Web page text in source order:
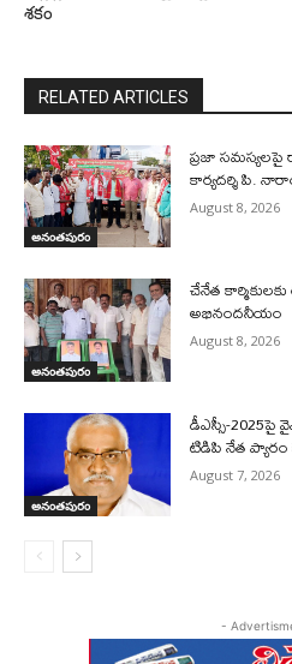
శకం
RELATED ARTICLES
అనంతపురం
ప్రజా
కార్యదర్శి పి.
August 8, 2026
అనంతపురం
చేనేత
అభినందనీయం
August 8, 2026
అనంతపురం
డీఎస్సీ-
టిడిపి నేత
August 7, 2026
-